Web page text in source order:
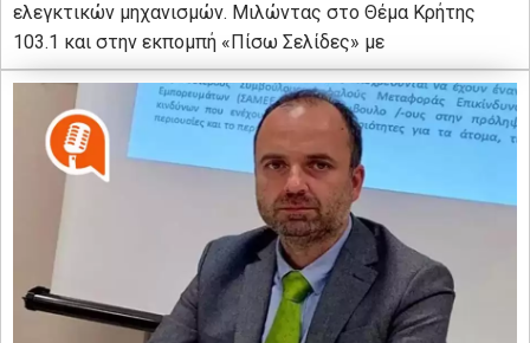
ελεγκτικών μηχανισμών. Μιλώντας στο Θέμα Κρήτης
103.1 και στην εκπομπή «Πίσω Σελίδες» με